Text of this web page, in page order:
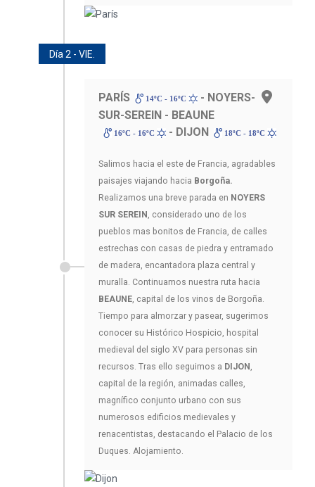
Día 2 - VIE.
PARÍS 14ºC - 16ºC
- NOYERS-
SUR-SEREIN - BEAUNE
16ºC - 16ºC - DIJON 18ºC - 18ºC
Salimos hacia el este de Francia, agradables
paisajes viajando hacia Borgoña.
Realizamos una breve parada en NOYERS
SUR SEREIN , considerado uno de los
pueblos mas bonitos de Francia, de calles
estrechas con casas de piedra y entramado
de madera, encantadora plaza central y
muralla. Continuamos nuestra ruta hacia
BEAUNE , capital de los vinos de Borgoña.
Tiempo para almorzar y pasear, sugerimos
conocer su Histórico Hospicio, hospital
medieval del siglo XV para personas sin
recursos. Tras ello seguimos a DIJON
capital de la región, animadas calles,
magnífico conjunto urbano con sus
numerosos edificios medievales y
renacentistas, destacando el Palacio de los
Duques. Alojamiento.